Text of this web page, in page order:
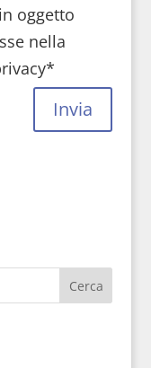
oggetto
nella
Invia